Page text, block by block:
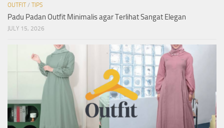
OUTFIT/ TIPS
Padu Padan Outfit Minimalis agar Terlihat Sangat Elegan
JULY 15, 2026